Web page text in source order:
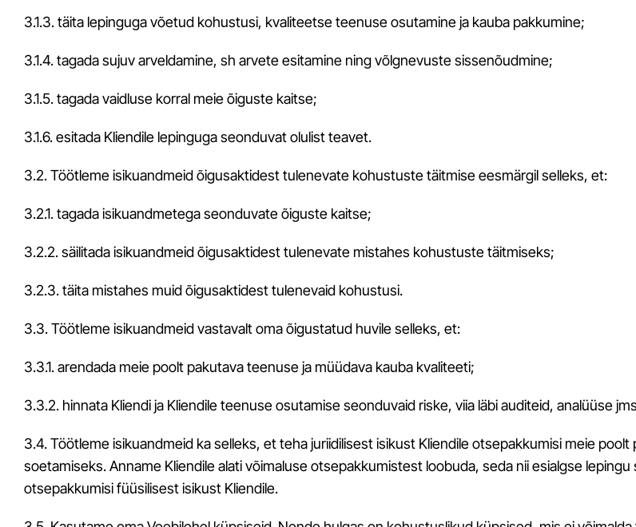
3.1.3. täita lepinguga võetud kohustusi, kvaliteetse teenuse osutamine ja kauba pakkumine;
3.1.4. tagada sujuv arveldamine, sh arvete esitamine ning võlgnevuste sissenõudmine;
3.1.5. tagada vaidluse korral meie õiguste kaitse;
3.1.6. esitada Kliendile lepinguga seonduvat olulist teavet.
3.2. Töötleme isikuandmeid õigusaktidest tulenevate kohustuste täitmise eesmärgil selleks, et:
3.2.1. tagada isikuandmetega seonduvate õiguste kaitse;
3.2.2. säilitada isikuandmeid õigusaktidest tulenevate mistahes kohustuste täitmiseks;
3.2.3. täita mistahes muid õigusaktidest tulenevaid kohustusi.
3.3. Töötleme isikuandmeid vastavalt oma õigustatud huvile selleks, et:
3.3.1. arendada meie poolt pakutava teenuse ja müüdava kauba kvaliteeti;
3.3.2. hinnata Kliendi ja Kliendile teenuse osutamise seonduvaid riske, viia läbi auditeid, analüüse
3.4. Töötleme isikuandmeid ka selleks, et teha juriidilisest isikust Kliendile otsepakkumisi meie
soetamiseks. Anname Kliendile alati võimaluse otsepakkumistest loobuda, seda nii esialgse
otsepakkumisi füüsilisest isikust Kliendile.